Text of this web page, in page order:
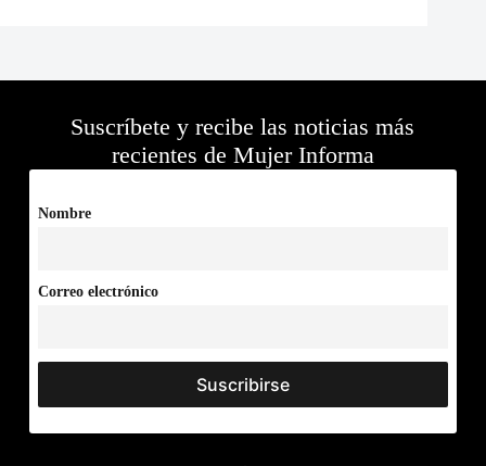
Suscríbete y recibe las noticias más
recientes de Mujer Informa
Nombre
Correo electrónico